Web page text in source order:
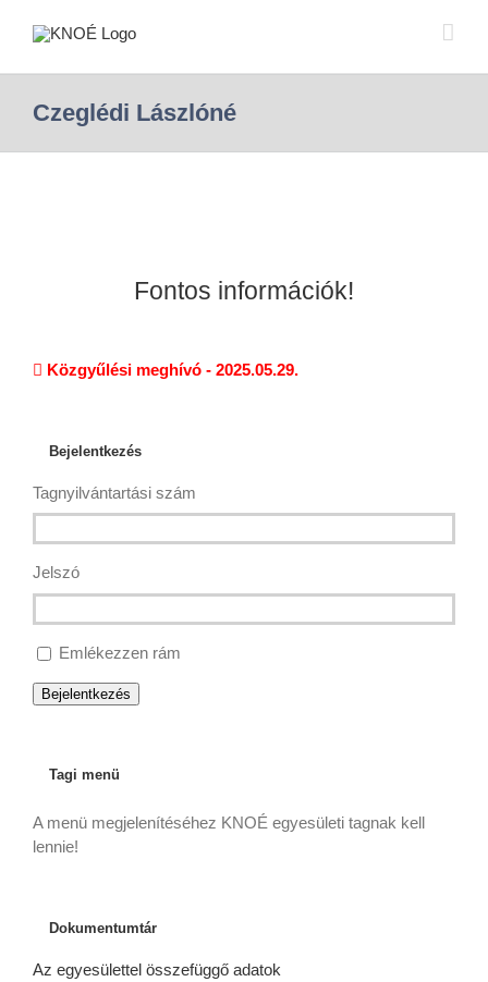
Czeglédi Lászlóné
Fontos információk!
Közgyűlési meghívó - 2025.05.29.
Bejelentkezés
Tagnyilvántartási szám
Jelszó
Emlékezzen rám
Bejelentkezés
Tagi menü
A menü megjelenítéséhez KNOÉ egyesületi tagnak kell
lennie!
Dokumentumtár
Az egyesülettel összefüggő adatok